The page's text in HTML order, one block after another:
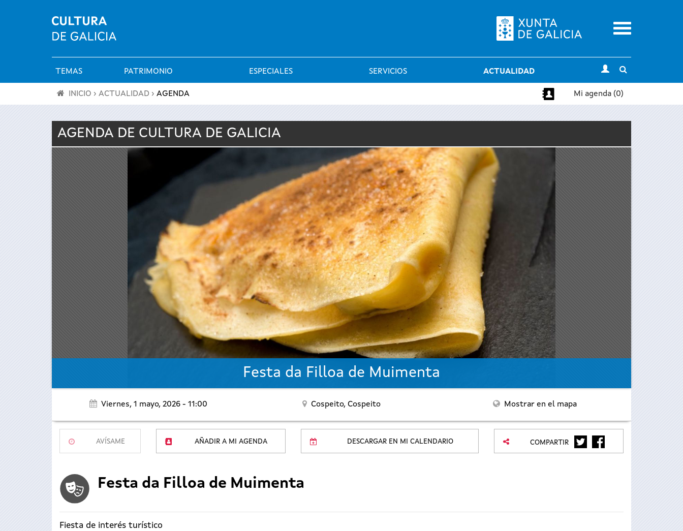
Menu
Menú
principal
TEMAS PATRIMONIO ESPECIALES SERVICIOS ACTUALIDAD
search
encuentra
INICIO › ACTUALIDAD › AGENDA Mi agenda (0)
AGENDA DE CULTURA DE GALICIA
Festa da Filloa de Muimenta
Viernes, 1 mayo, 2026 - 11:00 Cospeito, Cospeito Mostrar en el mapa
AVÍSAME AÑADIR A MI AGENDA DESCARGAR EN MI CALENDARIO COMPARTIR TWITTERFACEBOOK
Festa da Filloa de Muimenta
Fiesta de interés turístico